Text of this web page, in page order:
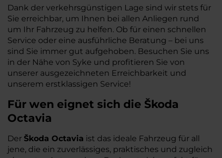
Dank der verkehrsgünstigen Lage sind wir stets für
Sie erreichbar, um Ihnen bei allen Anliegen rund
um Ihr Fahrzeug zu helfen. Ob für einen schnellen
Service oder eine ausführliche Beratung – bei uns
sind Sie immer gut aufgehoben. Besuchen Sie uns
in der Nähe von Syke und profitieren Sie von
unserer ausgezeichneten Erreichbarkeit und
unserem erstklassigen Service!
Für wen eignet sich die Škoda
Octavia
Der Škoda Octavia ist das ideale Fahrzeug für all
jene, die ein zuverlässiges, praktisches und zugleich